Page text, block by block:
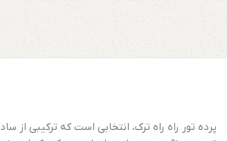
پرده تور راه راه ترک، انتخابی است که ترکیبی